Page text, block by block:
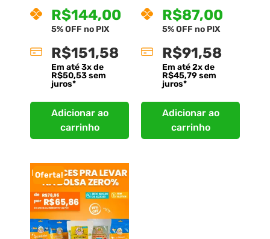
R$144,00
5% OFF no PIX
R$151,58
Em até3x de
R$50,53sem
juros*
Adicionar ao
carrinho
R$87,00
5% OFF no PIX
R$91,58
Em até2x de
R$45,79sem
juros*
Adicionar ao
carrinho
Oferta!